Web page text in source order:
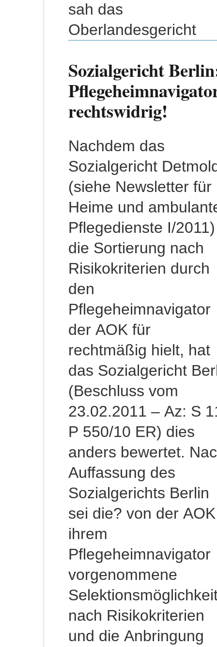
sah das
Oberlandesgericht
Sozialgericht
rechtswidrig!
Nachdem das
Sozialgericht
(siehe Newsletter für
Heime und
Pflegedienste I/2011)
die Sortierung nach
Risikokriterien durch
den
Pflegeheimnavigator
der AOK für
rechtmäßig hielt, hat
das Sozialgericht
(Beschluss vom
23.02.2011 – Az: S
P 550/10 ER) dies
anders bewertet.
Auffassung des
Sozialgerichts Berlin
sei die? von der
ihrem
Pflegeheimnavigator
vorgenommene
nach Risikokriterien
und die Anbringung
Vorgehen der AOK
nicht erkennbar.
würden die Ergebnisse
Transparenzprüfung
durch die
Selektionsmöglichkeit
vorübergehend
unterschiedlich
gewichtet. Die
Ergebnisse der
würden hierdurch
jedoch nicht
werden, weil dem
Interessierten
Ergebnis keine
Bewertungen
vorenthalten
würden. Das
Sozialgericht Lüneburg
stellte jedoch
einschränkend
dass in dem parallel
laufenden